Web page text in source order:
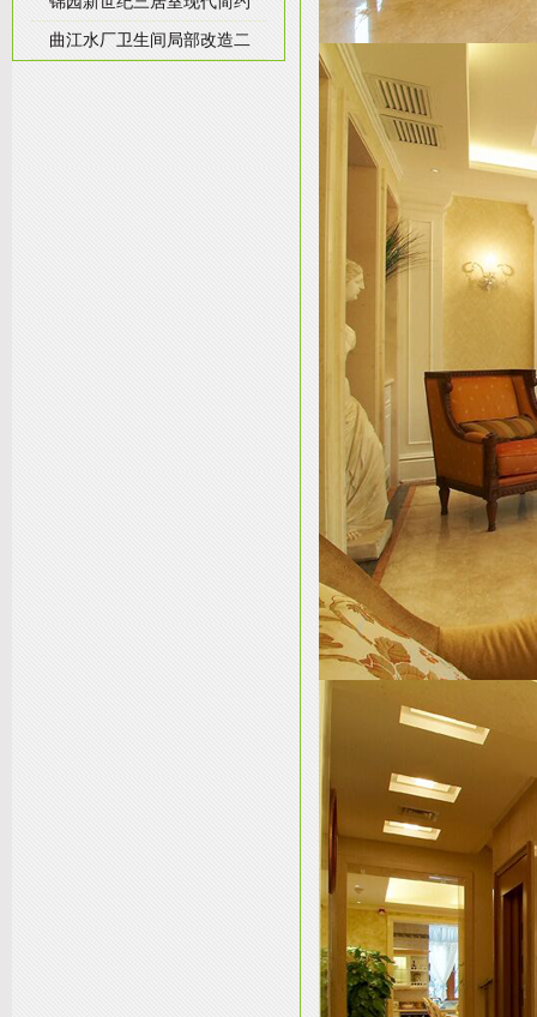
曲江水厂卫生间局部改造二